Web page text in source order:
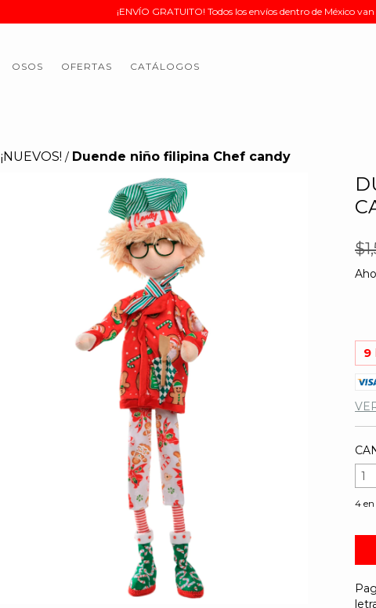
¡ENVÍO GRATUITO! Todos los envíos dentro de México
OSOS OFERTAS CATÁLOGOS
¡NUEVOS! / Duende niño filipina Chef candy
9
4